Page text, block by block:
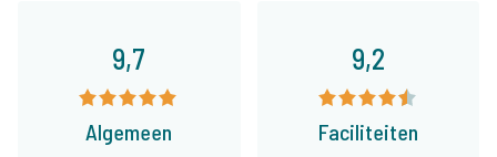
9,7
Algemeen
9,2
Faciliteiten